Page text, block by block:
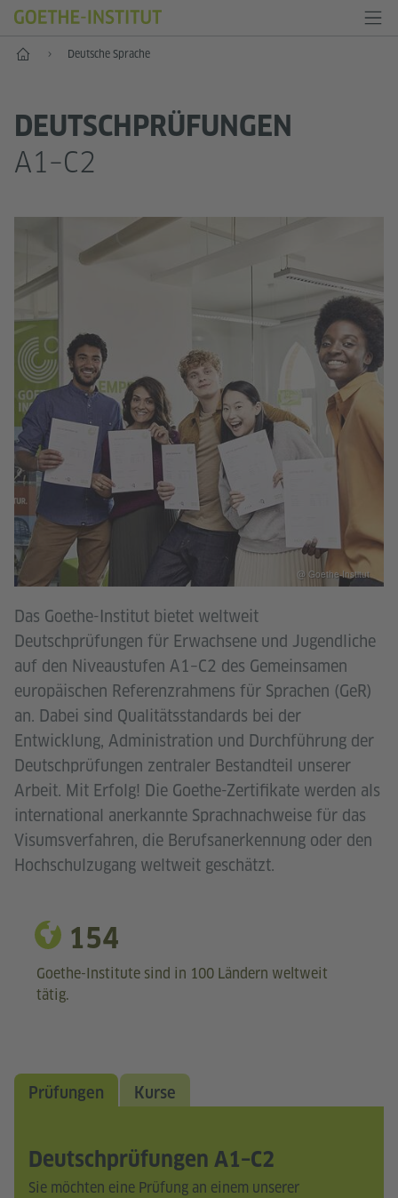
Start Deutsche Sprache
DEUTSCH­PRÜFUNGEN
A1–C2
Das Goethe-Institut bietet weltweit
Deutschprüfungen für Erwachsene und Jugendliche
auf den Niveaustufen A1–C2 des Gemeinsamen
europäischen Referenzrahmens für Sprachen (GeR)
an. Dabei sind Qualitätsstandards bei der
Entwicklung, Administration und Durchführung der
Deutschprüfungen zentraler Bestandteil unserer
Arbeit. Mit Erfolg! Die Goethe-Zertifikate werden als
international anerkannte Sprachnachweise für das
Visumsverfahren, die Berufsanerkennung oder den
Hochschulzugang weltweit geschätzt.
@ Goethe-Institut
154
Goethe-Institute sind in 100 Ländern weltweit
tätig.
Prüfungen Kurse
Deutschprüfungen A1–C2
Sie möchten eine Prüfung an einem unserer